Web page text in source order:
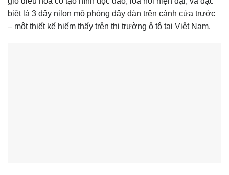
biệt là 3 dây nilon mô phỏng dây đàn trên cánh cửa trước
– một thiết kế hiếm thấy trên thị trường ô tô tại Việt Nam.